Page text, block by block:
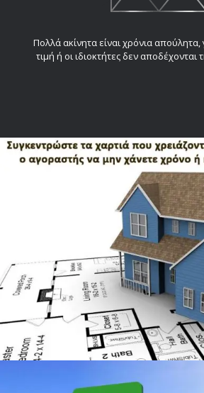
Πολλά ακίνητα είναι χρόνια απούλητα,
τιμή ή οι ιδιοκτήτες δεν